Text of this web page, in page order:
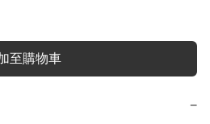
至購物車
−